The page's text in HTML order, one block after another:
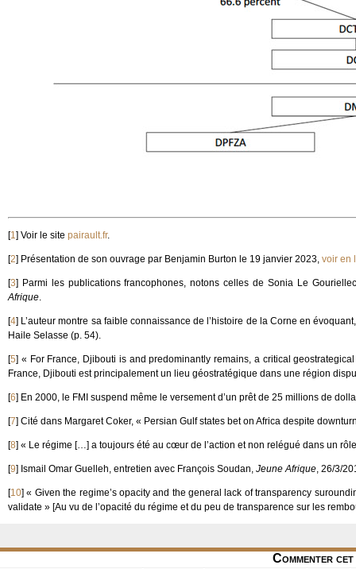
[1] Voir le site pairault.fr.
[2] Présentation de son ouvrage par Benjamin Burton le 19 janvier 2023, voir en
[3] Parmi les publications francophones, notons celles de Sonia Le
Afrique.
[4] L’auteur montre sa faible connaissance de l’histoire de la Corne en
Haile Selasse (p. 54).
[5] « For France, Djibouti is and predominantly remains, a critical
France, Djibouti est principalement un lieu géostratégique dans une région
[6] En 2000, le FMI suspend même le versement d’un prêt de 25 millions de
[7] Cité dans Margaret Coker, « Persian Gulf states bet on Africa despite
[8] « Le régime […] a toujours été au cœur de l’action et non relégué dans un
[9] Ismail Omar Guelleh, entretien avec François Soudan, Jeune Afrique, 26/3/
[10]« Given the regime’s opacity and the general lack of transparency
validate » [Au vu de l’opacité du régime et du peu de transparence sur les
Commenter